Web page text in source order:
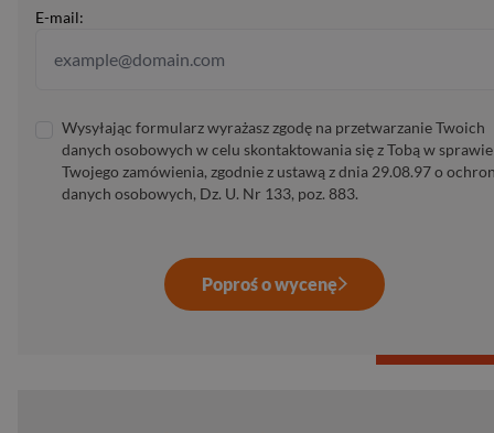
E-mail:
Wysyłając formularz wyrażasz zgodę na przetwarzanie Twoich
danych osobowych w celu skontaktowania się z Tobą w sprawie
Twojego zamówienia, zgodnie z ustawą z dnia 29.08.97 o
danych osobowych, Dz. U. Nr 133, poz. 883.
Poproś o wycenę